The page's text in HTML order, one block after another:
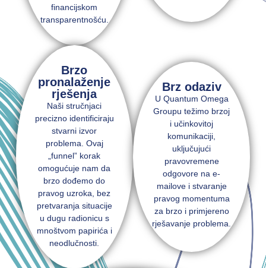
financijskom
transparentnošću.
Brzo
pronalaženje
rješenja
Naši stručnjaci
precizno identificiraju
stvarni izvor
problema. Ovaj
„funnel” korak
omogućuje nam da
brzo dođemo do
pravog uzroka, bez
pretvaranja situacije
u dugu radionicu s
mnoštvom papirića i
neodlučnosti.
Brz odaziv
U Quantum Omega
Groupu težimo brzoj
i učinkovitoj
komunikaciji,
uključujući
pravovremene
odgovore na e-
mailove i stvaranje
pravog momentuma
za brzo i primjereno
rješavanje problema.